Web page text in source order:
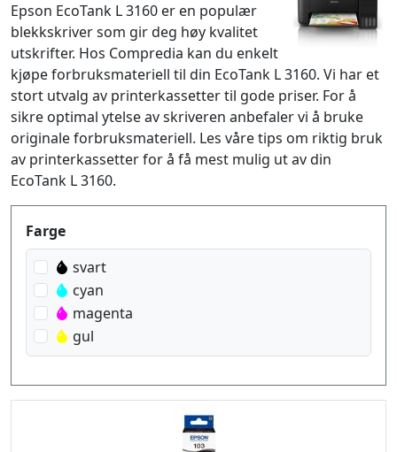
Epson EcoTank L 3160 er en populær
blekkskriver som gir deg høy kvalitet
utskrifter. Hos Compredia kan du enkelt
kjøpe forbruksmateriell til din EcoTank L 3160. Vi har et
stort utvalg av printerkassetter til gode priser. For å
sikre optimal ytelse av skriveren anbefaler vi å bruke
originale forbruksmateriell. Les våre tips om riktig bruk
av printerkassetter for å få mest mulig ut av din
EcoTank L 3160.
Produktfilter
Farge
svart
cyan
magenta
gul